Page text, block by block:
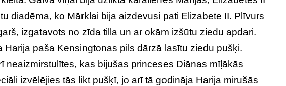
diadēma, ko Mārklai bija aizdevusi pati Elizabete II. Plīvurs
izgatavots no zīda tilla un ar okām izšūtu ziedu apdari.
Harija paša Kensingtonas pils dārzā lasītu ziedu pušķi.
neaizmirstulītes, kas bijušas princeses Diānas mīļākās
izvēlējies tās likt pušķī, jo arī tā godināja Harija mirušās